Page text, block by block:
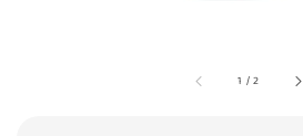
1 /2